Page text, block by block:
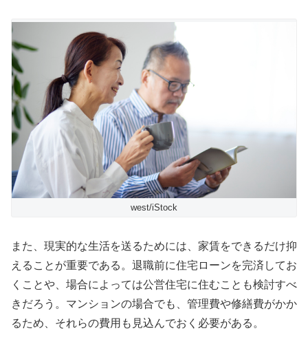
west/iStock
また、現実的な生活を送るためには、家賃をできるだけ抑
えることが重要である。退職前に住宅ローンを完済してお
くことや、場合によっては公営住宅に住むことも検討すべ
きだろう。マンションの場合でも、管理費や修繕費がかか
るため、それらの費用も見込んでおく必要がある。